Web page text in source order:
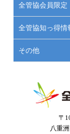
〒
八重
全管協会員限定
全管協知っ得情
その他